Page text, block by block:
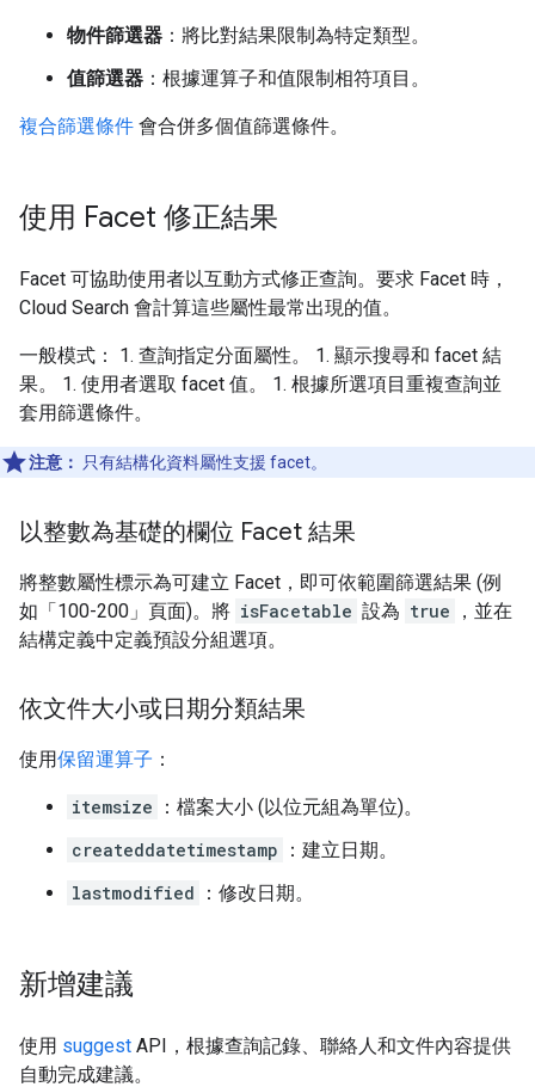
物件篩選器 ：將比對結果限制為特定類型。
值篩選器 ：根據運算子和值限制相符項目。
複合篩選條件 會合併多個值篩選條件。
使用 Facet 修正結果
Facet 可協助使用者以互動方式修正查詢。要求 Facet 時，
Cloud Search 會計算這些屬性最常出現的值。
一般模式： 1. 查詢指定分面屬性。 1. 顯示搜尋和 facet 結
果。 1. 使用者選取 facet 值。 1. 根據所選項目重複查詢並
套用篩選條件。
注意： 只有結構化資料屬性支援 facet。
以整數為基礎的欄位 Facet 結果
將整數屬性標示為可建立 Facet，即可依範圍篩選結果 (例
如「100-200」頁面)。將 isFacetable 設為 true
，並在
結構定義中定義預設分組選項。
依文件大小或日期分類結果
使用保留運算子 ：
itemsize
：檔案大小 (以位元組為單位)。
createddatetimestamp
：建立日期。
lastmodified
：修改日期。
新增建議
使用 suggest API，根據查詢記錄、聯絡人和文件內容提供
自動完成建議。